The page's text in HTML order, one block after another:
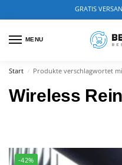
GRATIS
MENU
Start / Produkte verschlagwortet
Wireless
-42%